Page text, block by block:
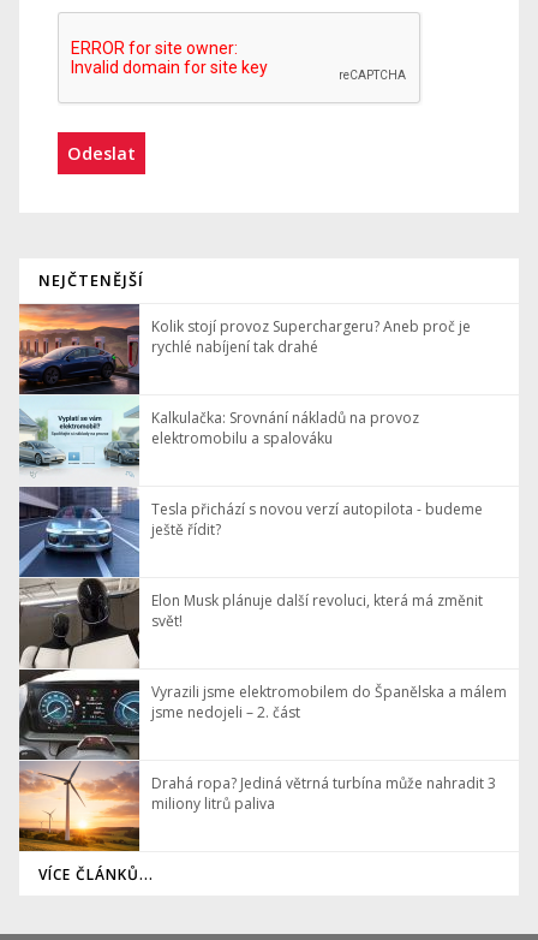
Odeslat
NEJČTENĚJŠÍ
Kolik stojí provoz Superchargeru? Aneb proč je
rychlé nabíjení tak drahé
Kalkulačka: Srovnání nákladů na provoz
elektromobilu a spalováku
Tesla přichází s novou verzí autopilota - budeme
ještě řídit?
Elon Musk plánuje další revoluci, která má změnit
svět!
Vyrazili jsme elektromobilem do Španělska a málem
jsme nedojeli – 2. část
Drahá ropa? Jediná větrná turbína může nahradit 3
miliony litrů paliva
VÍCE ČLÁNKŮ...